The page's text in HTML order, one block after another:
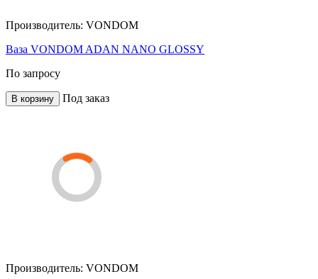
Производитель: VONDOM
Ваза VONDOM ADAN NANO GLOSSY
По запросу
В корзину Под заказ
Производитель: VONDOM